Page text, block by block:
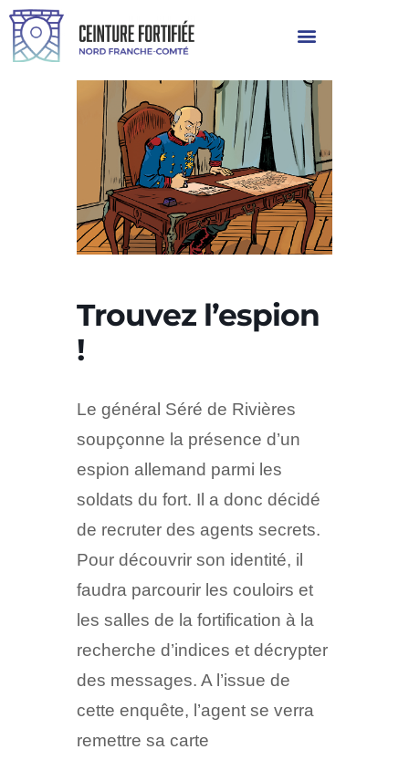
Trouvez l’espion
!
Le général Séré de Rivières
soupçonne la présence d’un
espion allemand parmi les
soldats du fort. Il a donc décidé
de recruter des agents secrets.
Pour découvrir son identité, il
faudra parcourir les couloirs et
les salles de la fortification à la
recherche d’indices et décrypter
des messages. A l’issue de
cette enquête, l’agent se verra
remettre sa carte